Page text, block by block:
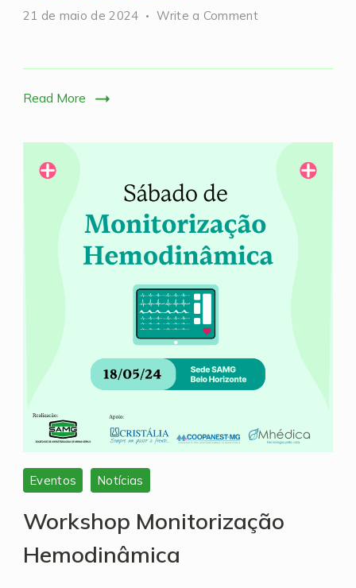
21 de maio de 2024
Write a Commenton
de
Read More
Eventos Notícias
Workshop Monitorização
Hemodinâmica